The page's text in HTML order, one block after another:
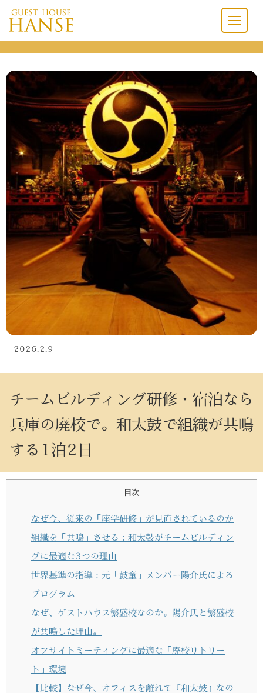
2026.2.9
チームビルディング研修・宿泊なら
兵庫の廃校で。和太鼓で組織が共鳴
する1泊2日
目次
なぜ今、従来の「座学研修」が見直されているのか
組織を「共鳴」させる：和太鼓がチームビルディン
グに最適な3つの理由
世界基準の指導：元「鼓童」メンバー陽介氏による
プログラム
なぜ、ゲストハウス繁盛校なのか。陽介氏と繁盛校
が共鳴した理由。
オフサイトミーティングに最適な「廃校リトリー
ト」環境
【比較】なぜ今、オフィスを離れて『和太鼓』なの